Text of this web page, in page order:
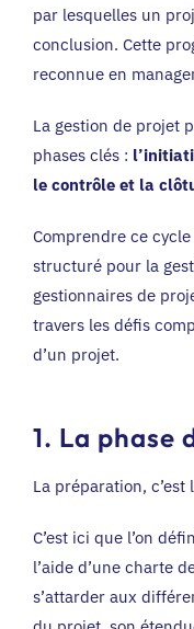
par lesquelles un
conclusion. Cette
reconnue en
La gestion de projet
phases clés :
le contrôle et la
Comprendre ce
structuré pour la
gestionnaires de
travers les défis
d’un projet.
1. La phase
La préparation,
C’est ici que l’on
l’aide d’une charte
s’attarder aux